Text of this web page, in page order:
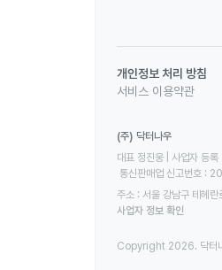
개인정보 처리 방침
서비스 이용약관
(주) 닥터나우
대표 정진웅 | 사업자
통신판매업 신고번호
주소 : 서울 강남구 테헤
사업자 정보 확인
Copyright 2026. 닥터